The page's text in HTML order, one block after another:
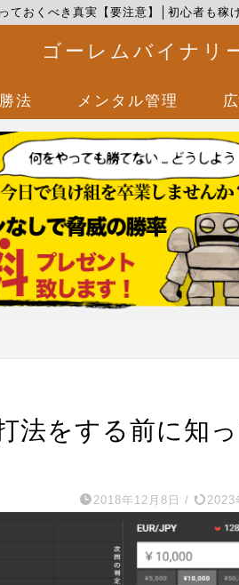
ておくべき真実【要注意】│初心者も稼
ゴーレムバイナリ
法 メンタル管理
法をする前に知
2018年12月8日 / 2023